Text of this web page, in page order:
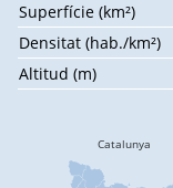
Superfície (km²)
Densitat (hab./km²)
Altitud (m)